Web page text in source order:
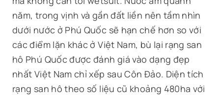
năm, trong vịnh và gần đất liền nên tầm nhìn
dưới nước ở Phú Quốc sẽ hạn chế hơn so với
các điểm lặn khác ở Việt Nam, bù lại rạng san
hô Phú Quốc được đánh giá vào dạng đẹp
nhất Việt Nam chỉ xếp sau Côn Đảo. Diện tích
rạng san hô theo số liệu cũ khoảng 480ha với